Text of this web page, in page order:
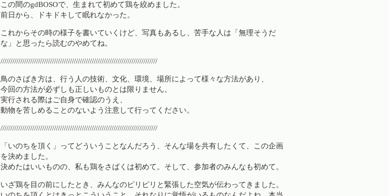
この間のgdBOSOで、生まれて初めて鶏を絞めました。
前日から、ドキドキして眠れなかった。
これからその時の様子を書いていくけど、写真もあるし、苦手な人は「無理そうだ
な」と思ったら読むのやめてね。
///////////////////////////////////////////////////////////////////////////////
鳥のさばき方は、行う人の技術、文化、環境、場所によって様々な方法があり、
今回の方法が必ずしも正しいものとは限りません。
実行される際はご自身で確認のうえ、
動物を苦しめることのないよう注意して行ってください。
///////////////////////////////////////////////////////////////////////////////
「いのちを頂く」ってどういうことなんだろう、そんな場を共有したくて、この企画
を決めました。
決めたはいいものの、私も鶏をさばくは初めて。そして、参加者のみんなも初めて。
いざ鶏を目の前にしたとき、みんなのピリピリと緊張した空気が伝わってきました。